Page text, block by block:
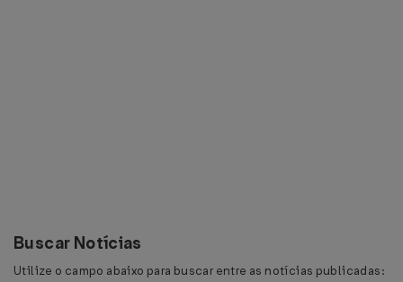
Buscar Notícias
Utilize o campo abaixo para buscar entre as notícias publicadas: